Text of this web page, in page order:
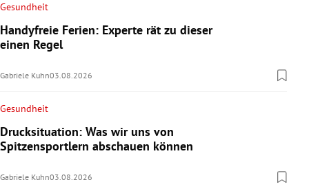
Gesundheit
Handyfreie Ferien: Experte rät zu dieser
einen Regel
Gabriele Kuhn03.08.2026
Gesundheit
Drucksituation: Was wir uns von
Spitzensportlern abschauen können
Gabriele Kuhn03.08.2026